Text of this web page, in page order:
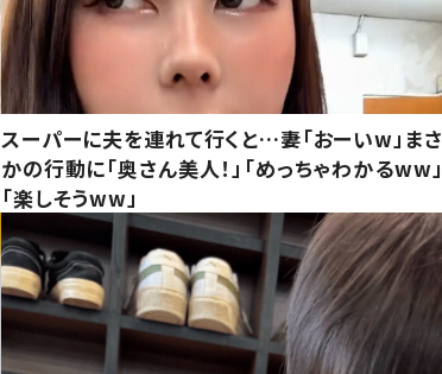
スーパーに夫を連れて行くと…妻「おーいw」まさ
かの行動に「奥さん美人！」「めっちゃわかるww」
「楽しそうww」